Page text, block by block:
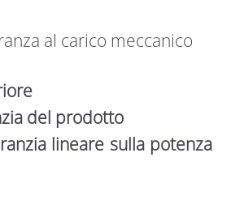
al carico meccanico
del prodotto
lineare sulla potenza